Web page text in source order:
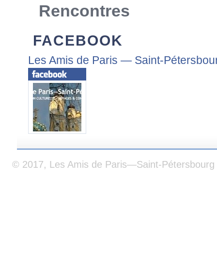
Rencontres
FACEBOOK
Les Amis de Paris — Saint-
© 2017, Les Amis de Paris—Saint-Pétersbourg